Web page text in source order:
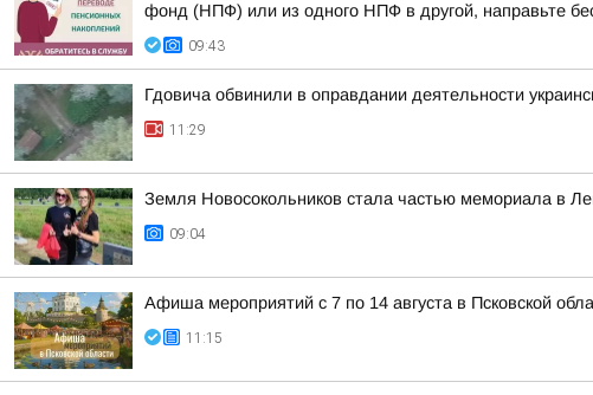
фонд (НПФ) или из одного НПФ в другой, направьте
09:43
Гдовича обвинили в оправдании деятельности
11:29
Земля Новосокольников стала частью мемориала в
09:04
Афиша мероприятий с 7 по 14 августа в Псковской
11:15